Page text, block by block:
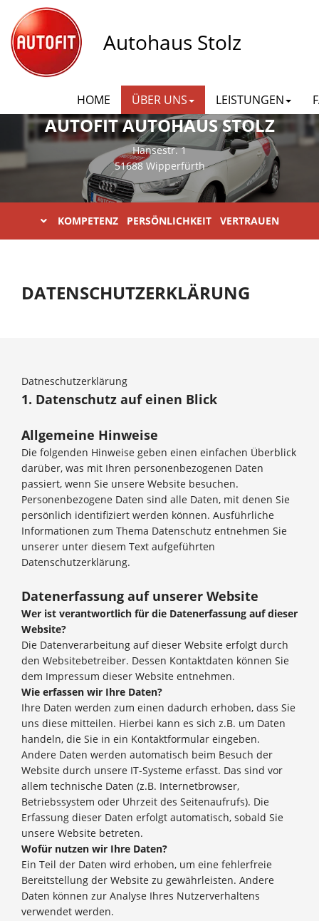
Autohaus Stolz
HOME ÜBER UNS LEISTUNGEN
AUTOFIT AUTOHAUS STOLZ
Hansestr. 1
51688 Wipperfürth
KOMPETENZ PERSÖNLICHKEIT VERTRAUEN
DATENSCHUTZERKLÄRUNG
Datneschutzerklärung
1. Datenschutz auf einen Blick
Allgemeine Hinweise
Die folgenden Hinweise geben einen einfachen Überblick
darüber, was mit Ihren personenbezogenen Daten
passiert, wenn Sie unsere Website besuchen.
Personenbezogene Daten sind alle Daten, mit denen Sie
persönlich identifiziert werden können. Ausführliche
Informationen zum Thema Datenschutz entnehmen Sie
unserer unter diesem Text aufgeführten
Datenschutzerklärung.
Datenerfassung auf unserer Website
Wer ist verantwortlich für die Datenerfassung auf dieser
Website?
Die Datenverarbeitung auf dieser Website erfolgt durch
den Websitebetreiber. Dessen Kontaktdaten können Sie
dem Impressum dieser Website entnehmen.
Wie erfassen wir Ihre Daten?
Ihre Daten werden zum einen dadurch erhoben, dass Sie
uns diese mitteilen. Hierbei kann es sich z.B. um Daten
handeln, die Sie in ein Kontaktformular eingeben.
Andere Daten werden automatisch beim Besuch der
Website durch unsere IT-Systeme erfasst. Das sind vor
allem technische Daten (z.B. Internetbrowser,
Betriebssystem oder Uhrzeit des Seitenaufrufs). Die
Erfassung dieser Daten erfolgt automatisch, sobald Sie
unsere Website betreten.
Wofür nutzen wir Ihre Daten?
Ein Teil der Daten wird erhoben, um eine fehlerfreie
Bereitstellung der Website zu gewährleisten. Andere
Daten können zur Analyse Ihres Nutzerverhaltens
verwendet werden.